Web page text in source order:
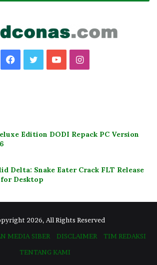
Facebook
TwitterYouTubeInstagram
Edition DODI Repack PC Version
Delta: Snake Eater Crack FLT Release
Desktop
2026, All Rights Reserved
MEDIA SIBER DISCLAIMER
TIM REDAKSI
TENTANG KAMI